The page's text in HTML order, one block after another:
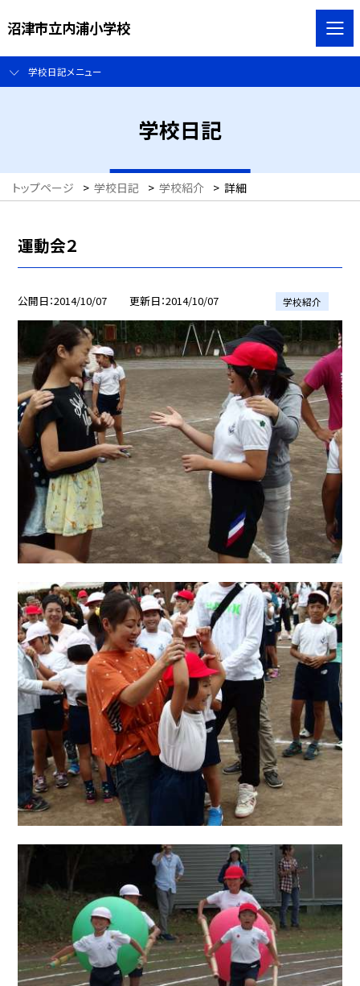
沼津市立内浦小学校
学校日記メニュー
学校日記
トップページ > 学校日記 > 学校紹介 > 詳細
運動会２
公開日 2014/10/07 更新日 2014/10/07 学校紹介